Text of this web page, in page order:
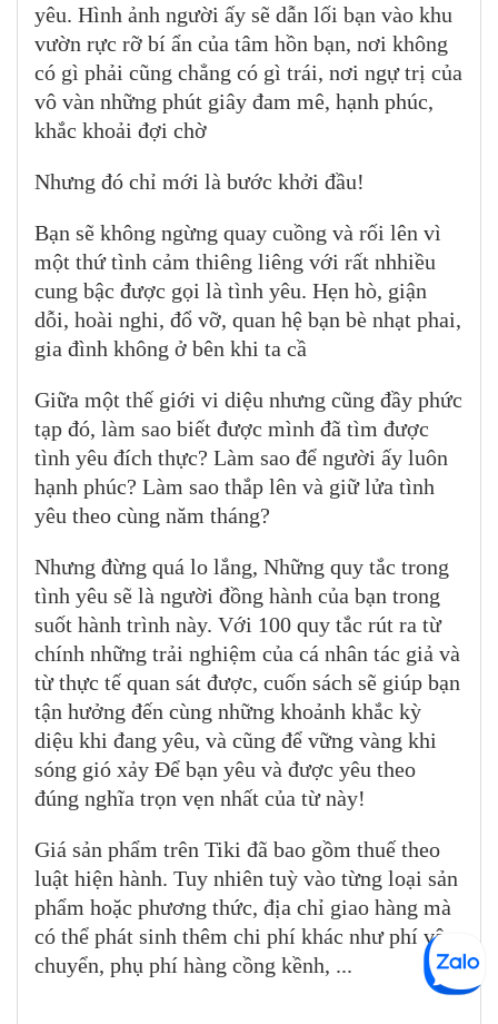
yêu. Hình ảnh người ấy sẽ dẫn lối bạn vào khu
vườn rực rỡ bí ẩn của tâm hồn bạn, nơi không
có gì phải cũng chẳng có gì trái, nơi ngự trị của
vô vàn những phút giây đam mê, hạnh phúc,
khắc khoải đợi chờ
Nhưng đó chỉ mới là bước khởi đầu!
Bạn sẽ không ngừng quay cuồng và rối lên vì
một thứ tình cảm thiêng liêng với rất nhhiều
cung bậc được gọi là tình yêu. Hẹn hò, giận
dỗi, hoài nghi, đổ vỡ, quan hệ bạn bè nhạt phai,
gia đình không ở bên khi ta cầ
Giữa một thế giới vi diệu nhưng cũng đầy phức
tạp đó, làm sao biết được mình đã tìm được
tình yêu đích thực? Làm sao để người ấy luôn
hạnh phúc? Làm sao thắp lên và giữ lửa tình
yêu theo cùng năm tháng?
Nhưng đừng quá lo lắng, Những quy tắc trong
tình yêu sẽ là người đồng hành của bạn trong
suốt hành trình này. Với 100 quy tắc rút ra từ
chính những trải nghiệm của cá nhân tác giả và
từ thực tế quan sát được, cuốn sách sẽ giúp bạn
tận hưởng đến cùng những khoảnh khắc kỳ
diệu khi đang yêu, và cũng để vững vàng khi
sóng gió xảy Để bạn yêu và được yêu theo
đúng nghĩa trọn vẹn nhất của từ này!
Giá sản phẩm trên Tiki đã bao gồm thuế theo
luật hiện hành. Tuy nhiên tuỳ vào từng loại sản
phẩm hoặc phương thức, địa chỉ giao hàng mà
có thể phát sinh thêm chi phí khác như phí vận
chuyển, phụ phí hàng cồng kềnh, ...